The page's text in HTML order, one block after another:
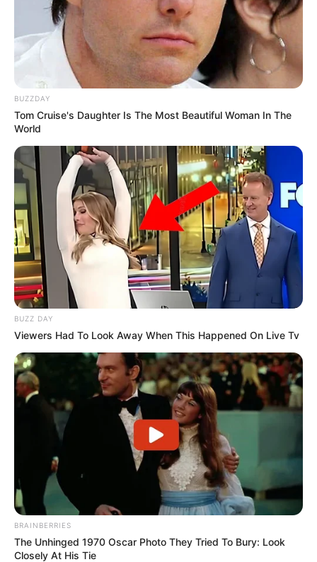
BUZZDAY
Tom Cruise's Daughter Is The Most Beautiful Woman In The
World
BUZZ DAY
Viewers Had To Look Away When This Happened On Live Tv
BRAINBERRIES
The Unhinged 1970 Oscar Photo They Tried To Bury: Look
Closely At His Tie